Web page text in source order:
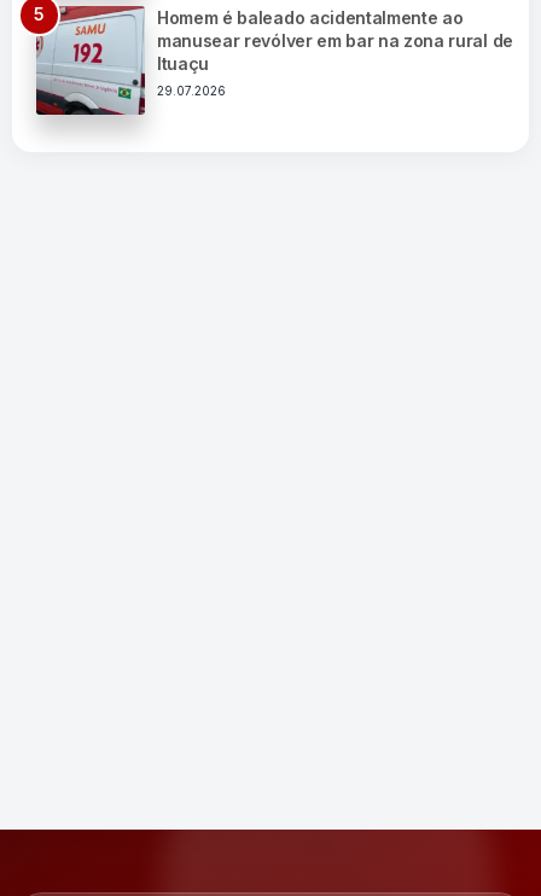
Homem é baleado acidentalmente ao
manusear revólver em bar na zona rural de
Ituaçu
29.07.2026